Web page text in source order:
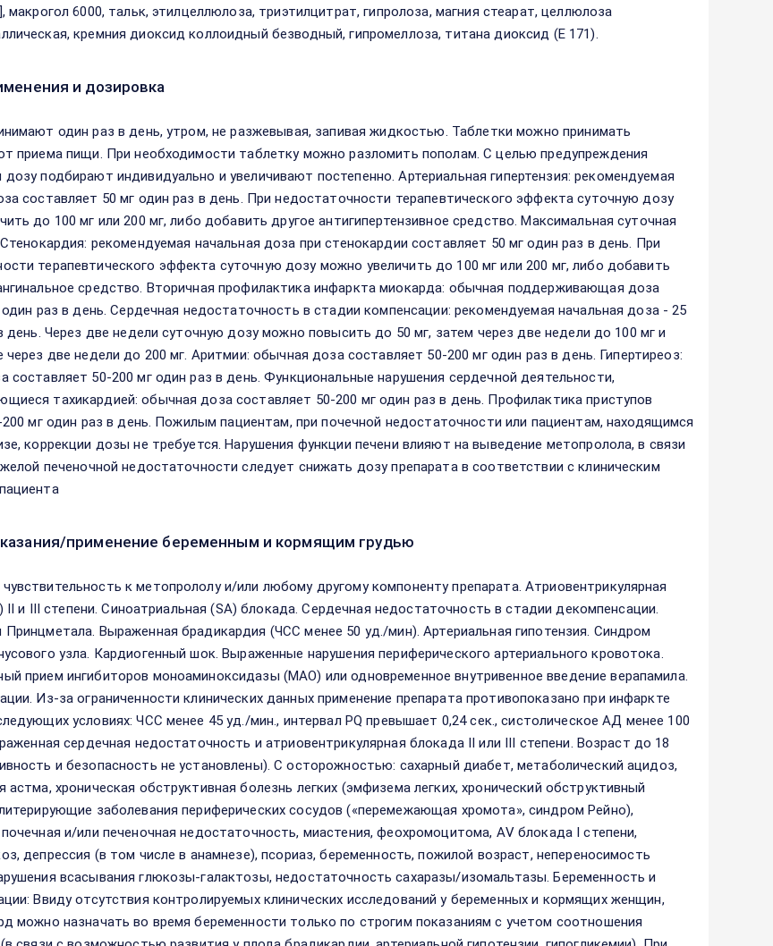
макрогол 6000, тальк, этилцеллюлоза, триэтилцитрат, гипролоза, магния стеарат, целлюлоза
кремния диоксид коллоидный безводный, гипромеллоза, титана диоксид (Е 171).
и дозировка
один раз в день, утром, не разжевывая, запивая жидкостью. Таблетки можно принимать
приема пищи. При необходимости таблетку можно разломить пополам. С целью предупреждения
подбирают индивидуально и увеличивают постепенно. Артериальная гипертензия: рекомендуемая
составляет 50 мг один раз в день. При недостаточности терапевтического эффекта суточную дозу
до 100 мг или 200 мг, либо добавить другое антигипертензивное средство. Максимальная суточная
рекомендуемая начальная доза при стенокардии составляет 50 мг один раз в день. При
терапевтического эффекта суточную дозу можно увеличить до 100 мг или 200 мг, либо добавить
средство. Вторичная профилактика инфаркта миокарда: обычная поддерживающая доза
один раз в день. Сердечная недостаточность в стадии компенсации: рекомендуемая начальная доза - 25
день. Через две недели суточную дозу можно повысить до 50 мг, затем через две недели до 100 мг и
через две недели до 200 мг. Аритмии: обычная доза составляет 50-200 мг один раз в день. Гипертиреоз:
составляет 50-200 мг один раз в день. Функциональные нарушения сердечной деятельности,
тахикардией: обычная доза составляет 50-200 мг один раз в день. Профилактика приступов
200 мг один раз в день. Пожилым пациентам, при почечной недостаточности или пациентам, находящимся
коррекции дозы не требуется. Нарушения функции печени влияют на выведение метопролола, в связи
печеночной недостаточности следует снижать дозу препарата в соответствии с клиническим
применение беременным и кормящим грудью
к метопрололу и/или любому другому компоненту препарата. Атриовентрикулярная
и III степени. Синоатриальная (SА) блокада. Сердечная недостаточность в стадии декомпенсации.
Принцметала. Выраженная брадикардия (ЧСС менее 50 уд./мин). Артериальная гипотензия. Синдром
узла. Кардиогенный шок. Выраженные нарушения периферического артериального кровотока.
прием ингибиторов моноаминоксидазы (МАО) или одновременное внутривенное введение верапамила.
Из-за ограниченности клинических данных применение препарата противопоказано при инфаркте
условиях: ЧСС менее 45 уд./мин., интервал РQ превышает 0,24 сек., систолическое АД менее 100
сердечная недостаточность и атриовентрикулярная блокада II или III степени. Возраст до 18
и безопасность не установлены). С осторожностью: сахарный диабет, метаболический ацидоз,
астма, хроническая обструктивная болезнь легких (эмфизема легких, хронический обструктивный
заболевания периферических сосудов («перемежающая хромота», синдром Рейно),
и/или печеночная недостаточность, миастения, феохромоцитома, АV блокада I степени,
депрессия (в том числе в анамнезе), псориаз, беременность, пожилой возраст, непереносимость
всасывания глюкозы-галактозы, недостаточность сахаразы/изомальтазы. Беременность и
Ввиду отсутствия контролируемых клинических исследований у беременных и кормящих женщин,
можно назначать во время беременности только по строгим показаниям с учетом соотношения